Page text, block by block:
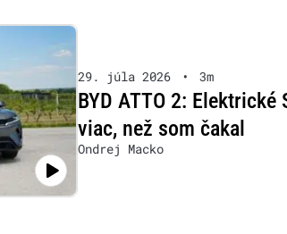
29. júla 2026 • 3m
BYD ATTO 2:
viac, než som čakal
Ondrej Macko